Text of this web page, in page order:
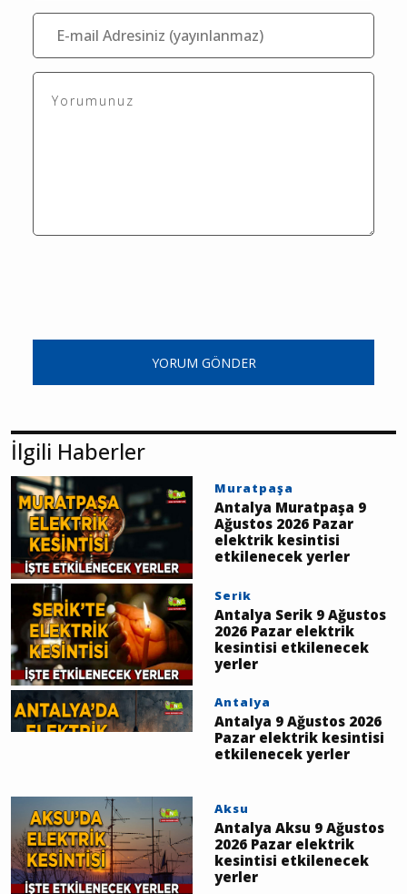
YORUM GÖNDER
İlgili Haberler
Muratpaşa
Antalya Muratpaşa 9
Ağustos 2026 Pazar
elektrik kesintisi
etkilenecek yerler
Serik
Antalya Serik 9 Ağustos
2026 Pazar elektrik
kesintisi etkilenecek
yerler
Antalya
Antalya 9 Ağustos 2026
Pazar elektrik kesintisi
etkilenecek yerler
Aksu
Antalya Aksu 9 Ağustos
2026 Pazar elektrik
kesintisi etkilenecek
yerler